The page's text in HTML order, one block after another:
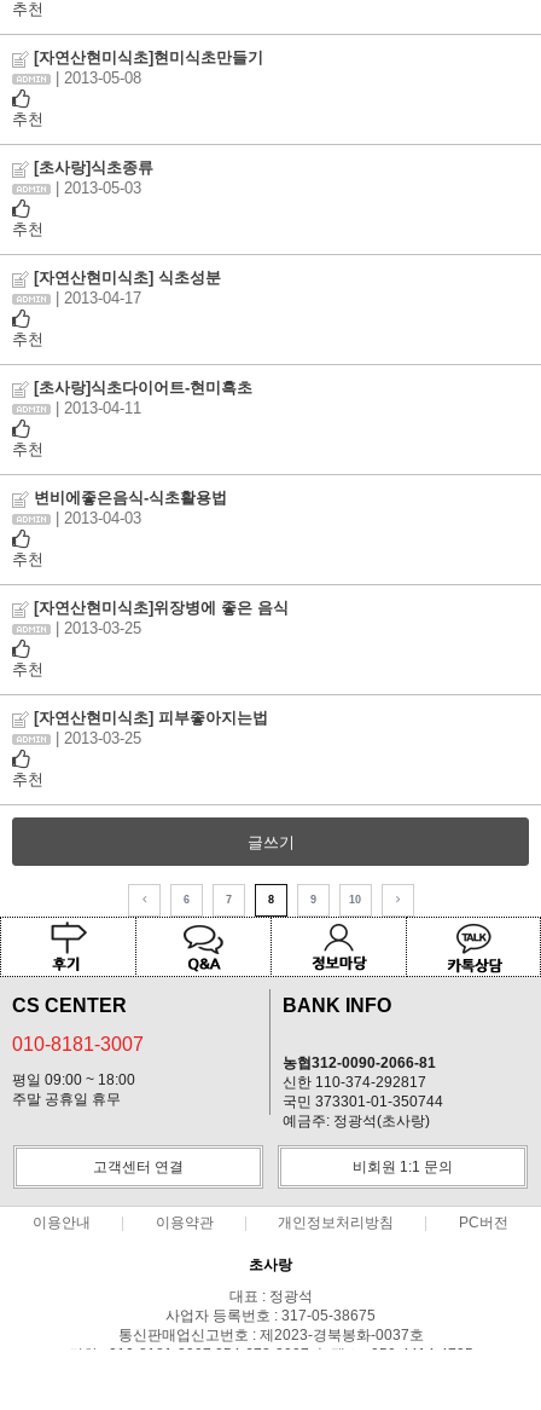
추천
[자연산현미식초]현미식초만들기
| 2013-05-08
추천
[초사랑]식초종류
| 2013-05-03
추천
[자연산현미식초] 식초성분
| 2013-04-17
추천
[초사랑]식초다이어트-현미흑초
| 2013-04-11
추천
변비에좋은음식-식초활용법
| 2013-04-03
추천
[자연산현미식초]위장병에 좋은 음식
| 2013-03-25
추천
[자연산현미식초] 피부좋아지는법
| 2013-03-25
추천
글쓰기
6 7 8 9 10
CS CENTER
010-8181-3007
평일 09:00 ~ 18:00
주말 공휴일 휴무
BANK INFO
농협312-0090-2066-81
신한 110-374-292817
국민 373301-01-350744
예금주: 정광석(초사랑)
고객센터 연결 비회원 1:1 문의
이용안내 이용약관 개인정보처리방침 PC버전
초사랑
대표 : 정광석
사업자 등록번호 : 317-05-38675
통신판매업신고번호 : 제2023-경북봉화-0037호
전화 : 010-8181-3007,054-672-2007 ㅣ 팩스 : 050-4414-4735